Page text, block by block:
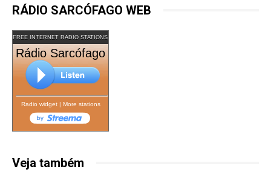
RÁDIO SARCÓFAGO WEB
FREE INTERNET RADIO STATIONS
Rádio Sarcófago
Radio widget| More stations
Veja também